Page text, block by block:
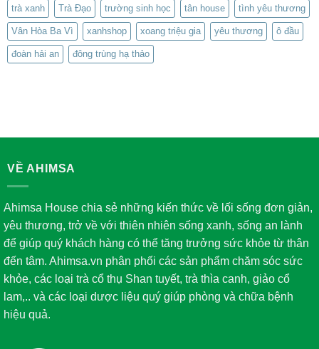
trà xanh Trà Đạo trường sinh học tân house tình yêu thương
Vân Hòa Ba Vì xanhshop xoang triệu gia yêu thương ô đầu
đoàn hải an đông trùng hạ thảo
VỀ AHIMSA
Ahimsa House chia sẻ những kiến thức về lối sống đơn giản,
yêu thương, trở về với thiên nhiên sống xanh, sống an lành
để giúp quý khách hàng có thể tăng trưởng sức khỏe từ thân
đến tâm. Ahimsa.vn phân phối các sản phẩm chăm sóc sức
khỏe, các loại trà cổ thụ Shan tuyết, trà thìa canh, giảo cổ
lam,.. và các loại dược liệu quý giúp phòng và chữa bệnh
hiệu quả.